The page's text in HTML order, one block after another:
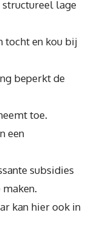
structureel lage
tocht en kou bij
beperkt de
toe.
een
subsidies
kan hier ook in